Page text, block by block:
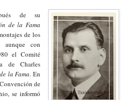
de su
de la Fama
de los
aunque con
el Comité
de Charles
la Fama. En
de
se informó